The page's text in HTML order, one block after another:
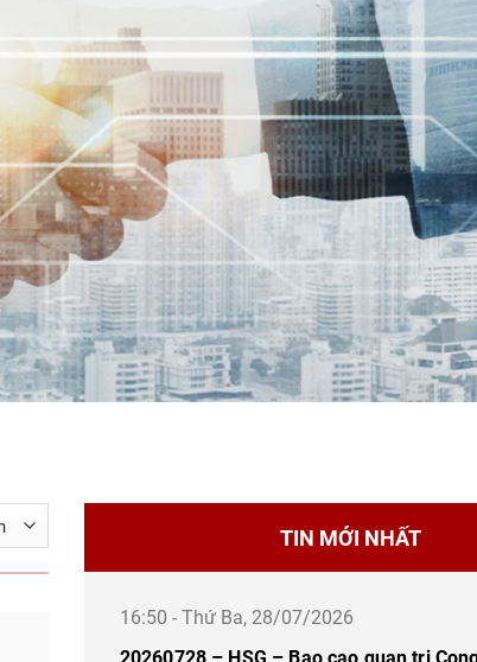
TIN MỚI NHẤT
16:50 - Thứ Ba, 28/07/2026
20260728 – HSG – Bao cao quan tri